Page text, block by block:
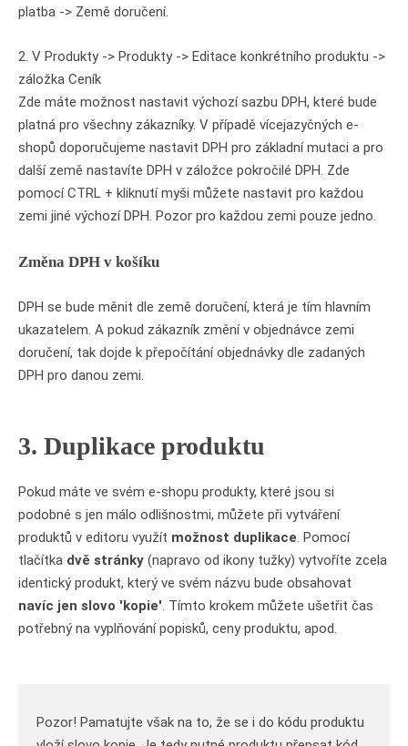
platba -> Země doručení.
2. V Produkty -> Produkty -> Editace konkrétního produktu ->
záložka Ceník
Zde máte možnost nastavit výchozí sazbu DPH, které bude
platná pro všechny zákazníky. V případě vícejazyčných e-
shopů doporučujeme nastavit DPH pro základní mutaci a pro
další země nastavíte DPH v záložce pokročilé DPH. Zde
pomocí CTRL + kliknutí myši můžete nastavit pro každou
zemi jiné výchozí DPH. Pozor pro každou zemi pouze jedno.
Změna DPH v košíku
DPH se bude měnit dle země doručení, která je tím hlavním
ukazatelem. A pokud zákazník změní v objednávce zemi
doručení, tak dojde k přepočítání objednávky dle zadaných
DPH pro danou zemi.
3. Duplikace produktu
Pokud máte ve svém e-shopu produkty, které jsou si
podobné s jen málo odlišnostmi, můžete při vytváření
produktů v editoru využít možnost duplikace. Pomocí
tlačítka dvě stránky (napravo od ikony tužky) vytvoříte zcela
identický produkt, který ve svém názvu bude obsahovat
navíc jen slovo 'kopie'. Tímto krokem můžete ušetřit čas
potřebný na vyplňování popisků, ceny produktu, apod.
Pozor! Pamatujte však na to, že se i do kódu produktu